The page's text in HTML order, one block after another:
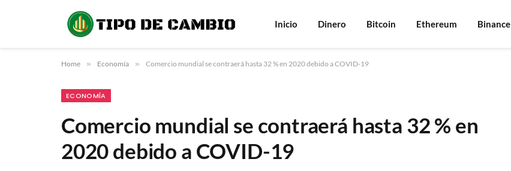
Inicio Dinero Bitcoin Ethereum Binance
Home » Economía » Comercio mundial se contraerá hasta 32 % en 2020 debido a COVID-19
ECONOMÍA
Comercio mundial se contraerá hasta 32 % en
2020 debido a COVID-19